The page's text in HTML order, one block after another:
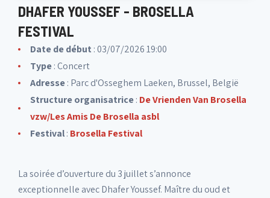
DHAFER YOUSSEF - BROSELLA
FESTIVAL
Date de début : 03/07/2026 19:00
Type: Concert
Adresse: Parc d'Osseghem Laeken, Brussel, België
Structure organisatrice: De Vrienden Van Brosella
vzw/Les Amis De Brosella asbl
Festival: Brosella Festival
La soirée d’ouverture du 3 juillet s’annonce
exceptionnelle avec Dhafer Youssef. Maître du oud et